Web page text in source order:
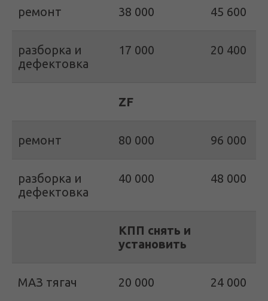
ремонт 38 000 45 600
разборка и
дефектовка
17 000 20 400
ZF
ремонт 80 000 96 000
разборка и
дефектовка
40 000 48 000
КПП снять и
установить
МАЗ тягач 20 000 24 000